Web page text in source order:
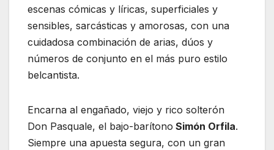
escenas cómicas y líricas, superficiales y
sensibles, sarcásticas y amorosas, con una
cuidadosa combinación de arias, dúos y
números de conjunto en el más puro estilo
belcantista.
Encarna al engañado, viejo y rico solterón
Don Pasquale, el bajo-barítono Simón Orfila.
Siempre una apuesta segura, con un gran